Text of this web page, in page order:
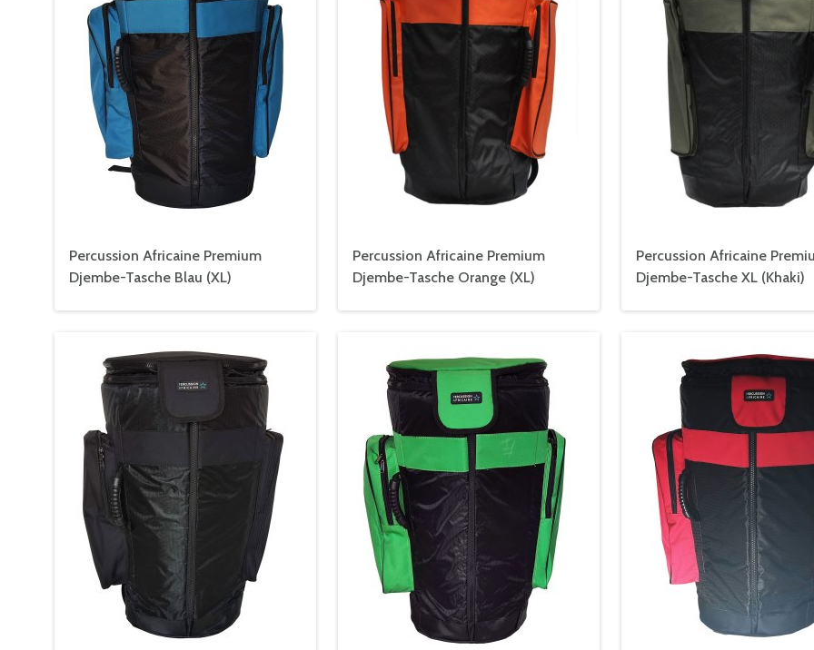
Percussion Africaine Premium
Djembe-Tasche Blau (XL)
Percussion Africaine Premium
Djembe-Tasche Orange (XL)
Percussion Africaine
Djembe-Tasche XL (Khaki)